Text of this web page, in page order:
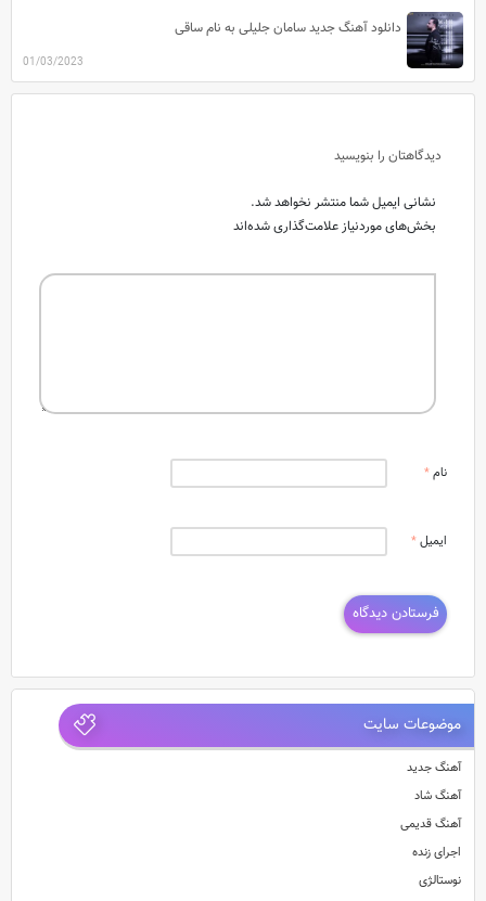
دانلود آهنگ جدید سامان جلیلی به نام ساقی
01/03/2023
دیدگاهتان را بنویسید
نشانی ایمیل شما منتشر نخواهد شد.
بخش‌های موردنیاز علامت‌گذاری شده‌اند
نام*
ایمیل*
موضوعات سایت
آهنگ جدید
آهنگ شاد
آهنگ قدیمی
اجرای زنده
نوستالژی